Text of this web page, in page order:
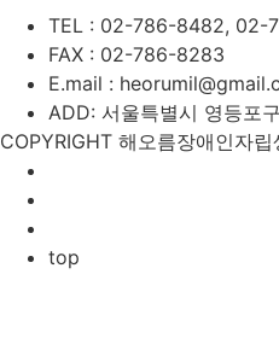
TEL : 02-786-8482, 02-
FAX : 02-786-8283
E.mail :
ADD: 서울특별시 영등포
COPYRIGHT 해오름장애인자
top